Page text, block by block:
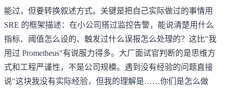
能过，但要转换叙述方式。关键是把自己实际做过的事情用
SRE 的框架描述：在小公司搭过监控告警，能说清楚用什么
指标、阈值怎么设的、触发过什么误报怎么处理的？这比"我
用过 Prometheus"有说服力得多。大厂面试官判断的是思维方
式和工程严谨性，不是公司规模。遇到没有经验的问题直接
说"这块我没有实际经验，但我的理解是……你们是怎么做